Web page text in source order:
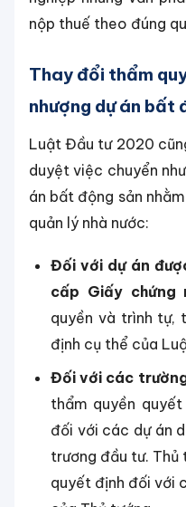
nộp thuế theo đúng
Thay đổi thẩm
nhượng dự án bất
Luật Đầu tư 2020
duyệt việc chuyển
án bất động sản
quản lý nhà nước:
Đối với dự án
cấp Giấy chứng
quyền và trình tự,
định cụ thể của
Đối với các
thẩm quyền
đối với các dự án
trương đầu tư. Thủ
quyết định đối với